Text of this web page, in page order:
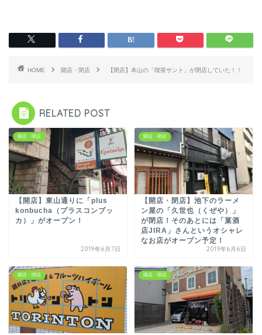
HOME 開店・閉店 【閉店】本山の「喫茶サント」が閉店していた！！
RELATED POST
開店・閉店
【開店】東山通りに「plus
konbucha（プラスコンブッ
カ）」がオープン！
2019年6月7日
開店・閉店
【開店・閉店】池下のラーメ
ン屋の「久世也（くぜや）」
が閉店！そのあとには「菓酒
店JIRA」さんというオシャレ
なお店がオープン予定！
2019年6月6日
開店・閉店 開店・閉店